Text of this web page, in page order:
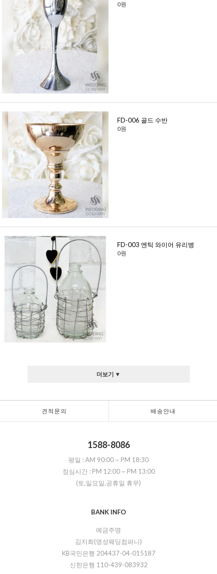
0원
FD-006 골드 수반
0원
FD-003 엔틱 와이어 유리병
0원
더보기 ▼
견적문의 배송안내
1588-8086
평일 :AM 90:00 ~ PM 18:30
점심시간 : PM 12:00~ PM 13:00
(토,일요일,공휴일 휴무)
BANK INFO
예금주명
김지희(명성웨딩컴퍼니)
KB국민은행 204437-04-015187
신한은행 110-439-083932